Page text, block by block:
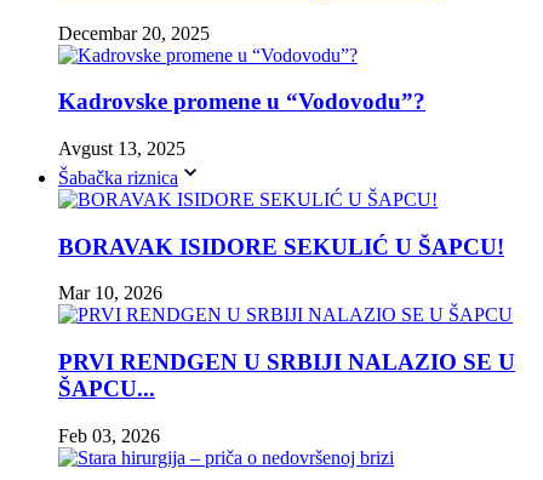
Decembar 20, 2025
Kadrovske promene u “Vodovodu”?
Avgust 13, 2025
Šabačka riznica
BORAVAK ISIDORE SEKULIĆ U ŠAPCU!
Mar 10, 2026
PRVI RENDGEN U SRBIJI NALAZIO SE U
ŠAPCU...
Feb 03, 2026